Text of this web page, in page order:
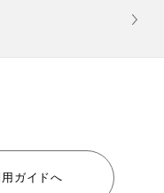
ガイドへ